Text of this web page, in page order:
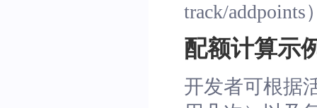
track/
配额计算示
开发者可根据